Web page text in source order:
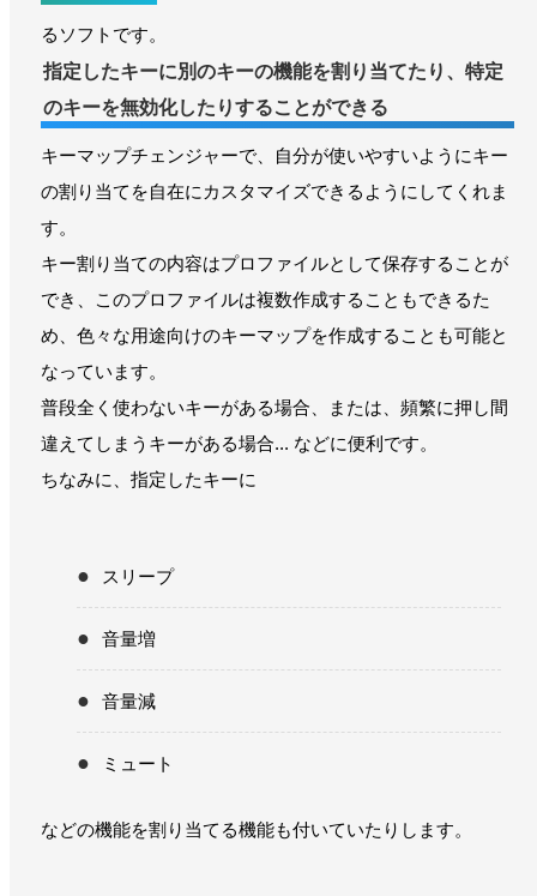
るソフトです。
指定したキーに別のキーの機能を割り当てたり、特定
のキーを無効化したりすることができる
キーマップチェンジャーで、自分が使いやすいようにキー
の割り当てを自在にカスタマイズできるようにしてくれま
す。
キー割り当ての内容はプロファイルとして保存することが
でき、このプロファイルは複数作成することもできるた
め、色々な用途向けのキーマップを作成することも可能と
なっています。
普段全く使わないキーがある場合、または、頻繁に押し間
違えてしまうキーがある場合... などに便利です。
ちなみに、指定したキーに
スリープ
音量増
音量減
ミュート
などの機能を割り当てる機能も付いていたりします。